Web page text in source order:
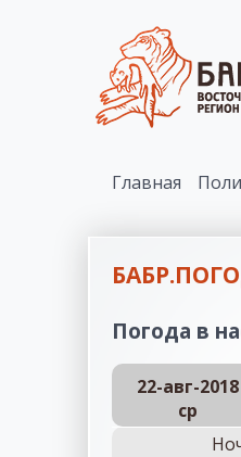
Главная
Погода в
22-авг-2018
ср